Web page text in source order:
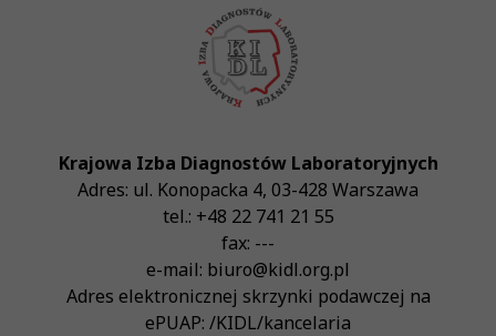
Krajowa Izba Diagnostów Laboratoryjnych
Adres: ul. Konopacka 4, 03-428 Warszawa
tel.: +48 22 741 21 55
fax: ---
e-mail: biuro@kidl.org.pl
Adres elektronicznej skrzynki podawczej na
ePUAP: /KIDL/kancelaria